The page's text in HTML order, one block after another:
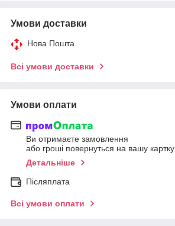
Умови доставки
Нова Пошта
Всі умови доставки
Умови оплати
Ви отримаєте замовлення
або гроші повернуться на вашу картку
Детальніше
Післяплата
Всі умови оплати